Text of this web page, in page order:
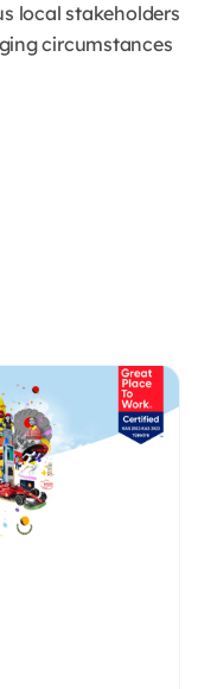
local stakeholders
circumstances